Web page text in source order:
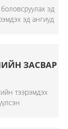
эд
эд ангиуд
ЗАСВАР
тээрэмдэх